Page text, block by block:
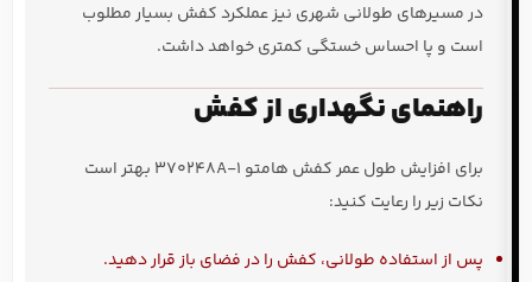
در مسیرهای طولانی شهری نیز عملکرد کفش بسیار مطلوب
است و پا احساس خستگی کمتری خواهد داشت.
راهنمای نگهداری از کفش
برای افزایش طول عمر کفش هامتو 370248A-1 بهتر است
نکات زیر را رعایت کنید:
پس از استفاده طولانی، کفش را در فضای باز قرار دهید.